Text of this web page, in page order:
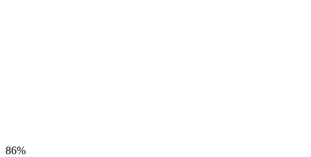
86%